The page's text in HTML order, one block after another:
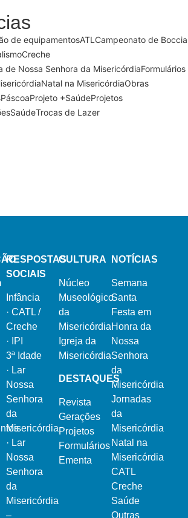
de equipamentosATL Campeonato de Boccia
Creche
de Nossa Senhora da MisericórdiaFormulários
Natal na MisericórdiaObras
PáscoaProjeto +SaúdeProjetos
SaúdeTrocas de Lazer
RESPOSTAS
SOCIAIS
Infância
· CATL /
Creche
·
IPI
3ª Idade
· Lar
Nossa
Senhora
da
Misericórdia
· Lar
Nossa
Senhora
da
Misericórdia
–
CULTURA
Núcleo
Museológico
da
Misericórdia
Igreja da
Misericórdia
DESTAQUES
Revista
Gerações
Projetos
Formulários
Ementa
NOTÍCIAS
Semana
Santa
Festa em
Honra da
Nossa
Senhora
da
Misericórdia
Jornadas
da
Misericórdia
Natal na
Misericórdia
CATL
Creche
Saúde
Outras